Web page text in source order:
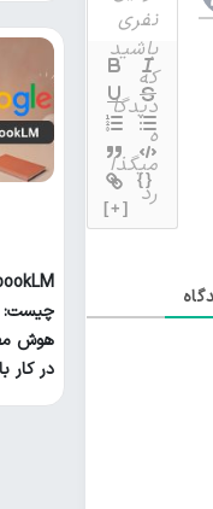
{}
[+]
چیست:
هوش
در کار